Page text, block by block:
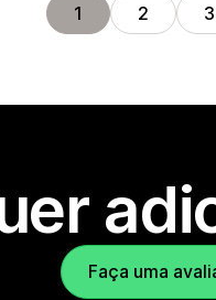
1 2 3
Faça uma